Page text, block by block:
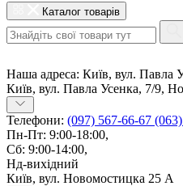
Каталог товарів
Наша адреса: Київ, вул. Павла
Київ, вул. Павла Усенка, 7/9,
Телефони: (097) 567-66-67
Пн-Пт: 9:00-18:00,
Сб: 9:00-14:00,
Нд-вихідний
Київ, вул. Новомостицка 25 А